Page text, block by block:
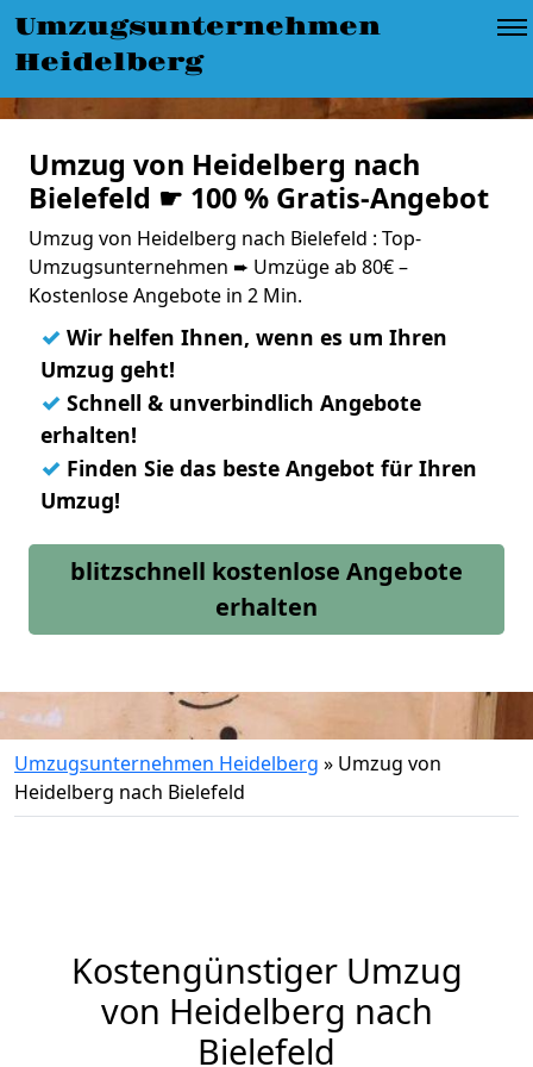
Umzugsunternehmen
Heidelberg
Umzug von Heidelberg nach
Bielefeld ☛ 100 % Gratis-Angebot
Umzug von Heidelberg nach Bielefeld : Top-
Umzugsunternehmen ➨ Umzüge ab 80€ –
Kostenlose Angebote in 2 Min.
✓ Wir helfen Ihnen, wenn es um Ihren
Umzug geht!
✓ Schnell & unverbindlich Angebote
erhalten!
✓ Finden Sie das beste Angebot für Ihren
Umzug!
blitzschnell kostenlose Angebote
erhalten
Umzugsunternehmen Heidelberg » Umzug von
Heidelberg nach Bielefeld
Kostengünstiger Umzug
von Heidelberg nach
Bielefeld